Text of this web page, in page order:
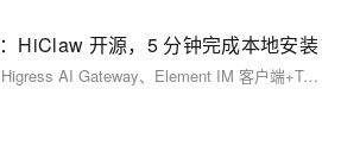
HiClaw 开源，5 分钟完成本地安装
HiClaw 基于 OpenClaw、Higress AI Gateway、Element IM 客户端+Tuwunel IM 服务器（均基于 Matrix 实时通信协议）、MinIO 共享文件系统打造。